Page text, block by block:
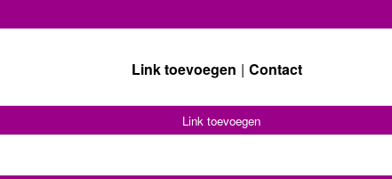
Link toevoegen Contact
Link toevoegen